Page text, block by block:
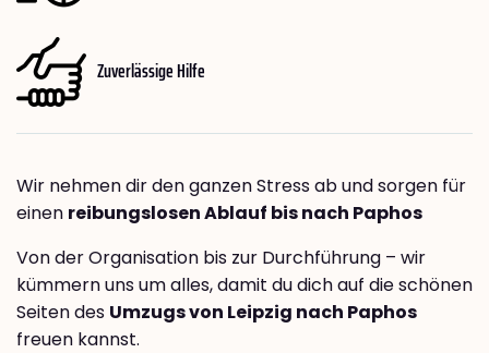
Zuverlässige Hilfe
Wir nehmen dir den ganzen Stress ab und sorgen für
einen reibungslosen Ablauf bis nach Paphos
Von der Organisation bis zur Durchführung – wir
kümmern uns um alles, damit du dich auf die schönen
Seiten des Umzugs von Leipzig nach Paphos
freuen kannst.